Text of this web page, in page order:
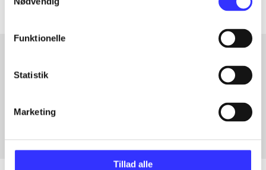
Funktionelle
Statistik
Marketing
Tillad alle
Artikler med samme emner